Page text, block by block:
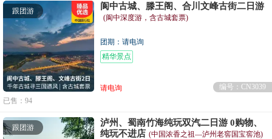
跟团游 阆中古城、滕王阁、合川文峰古街二日游
(阆中深度游，含古城套票)
团期：请电询
精华景点
请电询
编号：CN3039
已售：94
跟团游
泸州、蜀南竹海纯玩双汽二日游 0购物、
纯玩不进店 (中国浓香之祖—泸州老窖国宝窖池)